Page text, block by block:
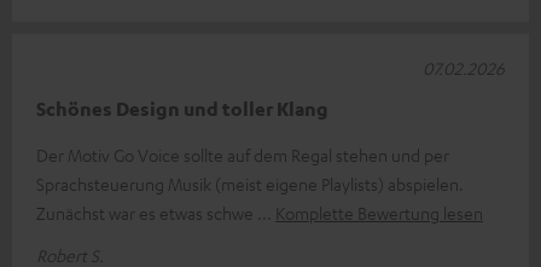
Schönes Design und toller Klang
Der Motiv Go Voice sollte auf dem Regal stehen und per
Sprachsteuerung Musik (meist eigene Playlists) abspielen.
Zunächst war es etwas schwe
Komplette Bewertung lesen
Robert S.
07.02.2026